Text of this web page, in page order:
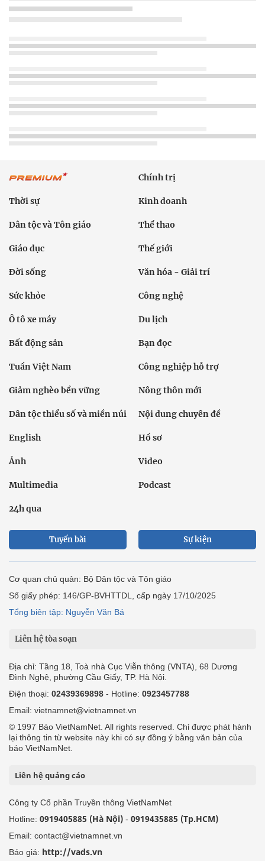
Chính trị
Thời sự Kinh doanh
Dân tộc và Tôn giáo Thể thao
Giáo dục Thế giới
Đời sống Văn hóa - Giải trí
Sức khỏe Công nghệ
Ô tô xe máy Du lịch
Bất động sản Bạn đọc
Tuần Việt Nam Công nghiệp hỗ trợ
Giảm nghèo bền vững Nông thôn mới
Dân tộc thiểu số và miền núi Nội dung chuyên đề
English Hồ sơ
Ảnh Video
Multimedia Podcast
24h qua
Tuyến bài Sự kiện
Cơ quan chủ quản: Bộ Dân tộc và Tôn giáo
Số giấy phép: 146/GP-BVHTTDL, cấp ngày 17/10/2025
Tổng biên tập: Nguyễn Văn Bá
Liên hệ tòa soạn
Địa chỉ: Tầng 18, Toà nhà Cục Viễn thông (VNTA), 68 Dương
Đình Nghệ, phường Cầu Giấy, TP. Hà Nội.
Điện thoại: 02439369898 - Hotline: 0923457788
Email: vietnamnet@vietnamnet.vn
© 1997 Báo VietNamNet. All rights reserved. Chỉ được phát hành
lại thông tin từ website này khi có sự đồng ý bằng văn bản của
báo VietNamNet.
Liên hệ quảng cáo
Công ty Cổ phần Truyền thông VietNamNet
Hotline: 0919405885 (Hà Nội) - 0919435885 (Tp.HCM)
Email: contact@vietnamnet.vn
Báo giá: http://vads.vn